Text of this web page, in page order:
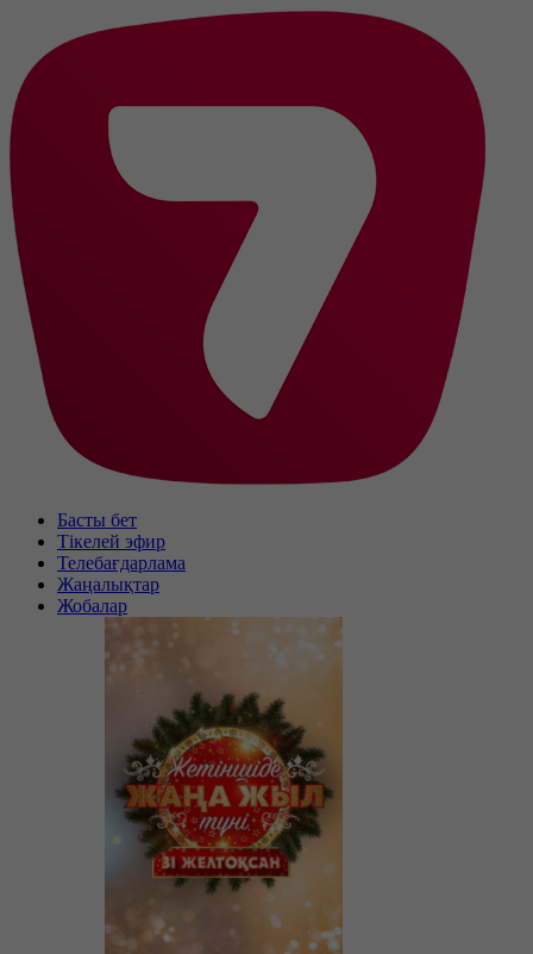
Басты бет
Тікелей эфир
Телебағдарлама
Жаңалықтар
Жобалар